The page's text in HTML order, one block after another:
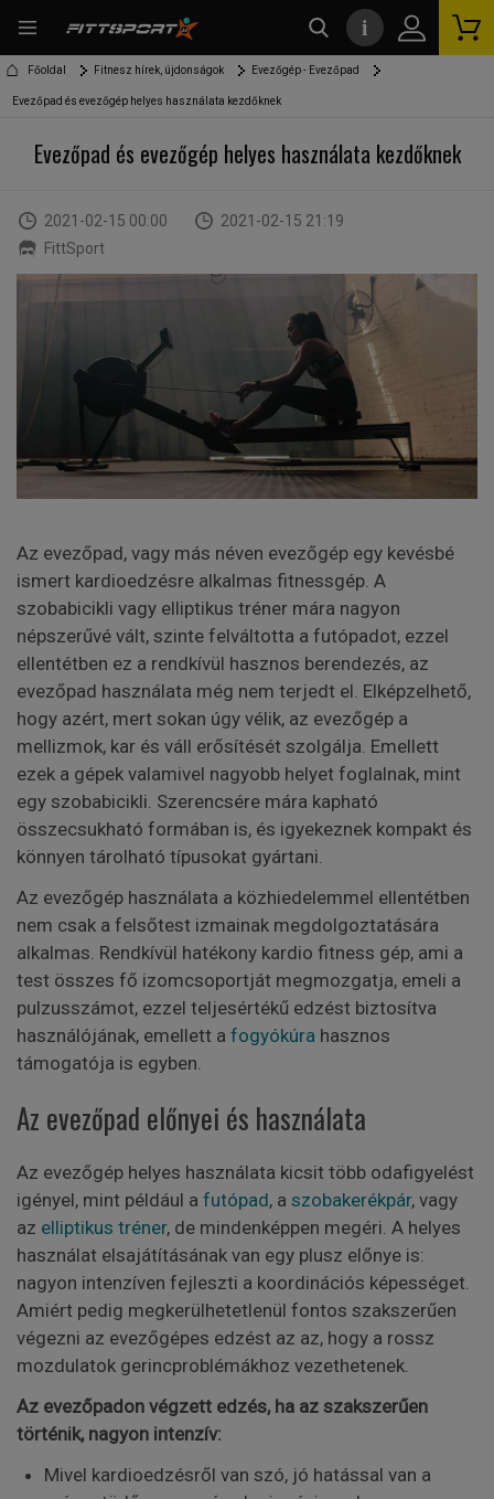
Főoldal Fitnesz hírek, újdonságok Evezőgép - Evezőpad
Evezőpad és evezőgép helyes használata kezdőknek
Evezőpad és evezőgép helyes használata kezdőknek
2021-02-15 00:00
2021-02-15 21:19
FittSport
Az evezőpad, vagy más néven evezőgép egy kevésbé
ismert kardioedzésre alkalmas fitnessgép. A
szobabicikli vagy elliptikus tréner mára nagyon
népszerűvé vált, szinte felváltotta a futópadot, ezzel
ellentétben ez a rendkívül hasznos berendezés, az
evezőpad használata még nem terjedt el. Elképzelhető,
hogy azért, mert sokan úgy vélik, az evezőgép a
mellizmok, kar és váll erősítését szolgálja. Emellett
ezek a gépek valamivel nagyobb helyet foglalnak, mint
egy szobabicikli. Szerencsére mára kapható
összecsukható formában is, és igyekeznek kompakt és
könnyen tárolható típusokat gyártani.
Az evezőgép használata a közhiedelemmel ellentétben
nem csak a felsőtest izmainak megdolgoztatására
alkalmas. Rendkívül hatékony kardio fitness gép, ami a
test összes fő izomcsoportját megmozgatja, emeli a
pulzusszámot, ezzel teljesértékű edzést biztosítva
használójának, emellett a fogyókúra hasznos
támogatója is egyben.
Az evezőpad előnyei és használata
Az evezőgép helyes használata kicsit több odafigyelést
igényel, mint például a futópad, a szobakerékpár, vagy
az elliptikus tréner, de mindenképpen megéri. A helyes
használat elsajátításának van egy plusz előnye is:
nagyon intenzíven fejleszti a koordinációs képességet.
Amiért pedig megkerülhetetlenül fontos szakszerűen
végezni az evezőgépes edzést az az, hogy a rossz
mozdulatok gerincproblémákhoz vezethetenek.
Az evezőpadon végzett edzés, ha az szakszerűen
történik, nagyon intenzív:
Mivel kardioedzésről van szó, jó hatással van a
i
kereső